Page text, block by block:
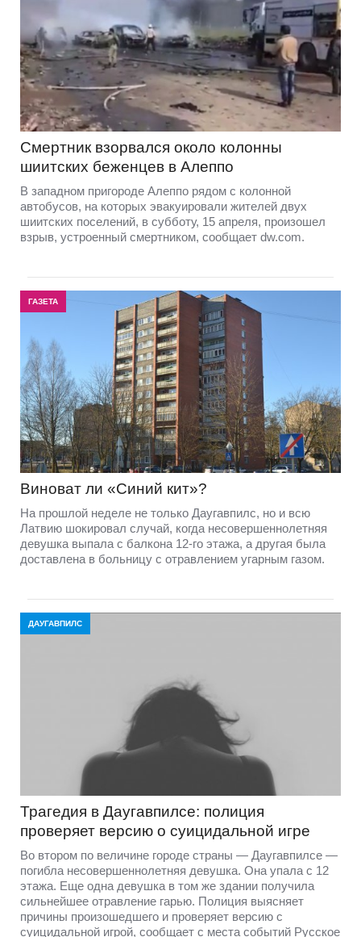
Смертник взорвался около колонны
шиитских беженцев в Алеппо
В западном пригороде Алеппо рядом с колонной
автобусов, на которых эвакуировали жителей двух
шиитских поселений, в субботу, 15 апреля, произошел
взрыв, устроенный смертником, сообщает dw.com.
ГАЗЕТА
Виноват ли «Синий кит»?
На прошлой неделе не только Даугавпилс, но и всю
Латвию шокировал случай, когда несовершеннолетняя
девушка выпала с балкона 12-го этажа, а другая была
доставлена в больницу с отравлением угарным газом.
ДАУГАВПИЛС
Трагедия в Даугавпилсе: полиция
проверяет версию о суицидальной игре
Во втором по величине городе страны — Даугавпилсе —
погибла несовершеннолетняя девушка. Она упала с 12
этажа. Еще одна девушка в том же здании получила
сильнейшее отравление гарью. Полиция выясняет
причины произошедшего и проверяет версию c
суицидальной игрой, сообщает с места событий Русское